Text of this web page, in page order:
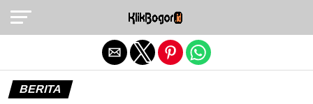
BERITA
Exit mobile version